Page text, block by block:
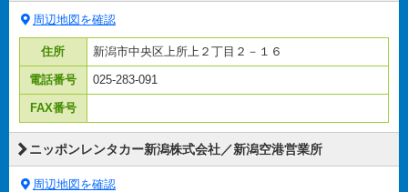
周辺地図を確認
住所 新潟市中央区上所上２丁目２－１６
電話番号 025-283-091
FAX番号
ニッポンレンタカー新潟株式会社／新潟空港営業所
周辺地図を確認